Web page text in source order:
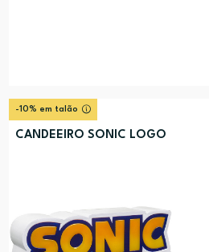
-10% em talão
CANDEEIRO SONIC LOGO